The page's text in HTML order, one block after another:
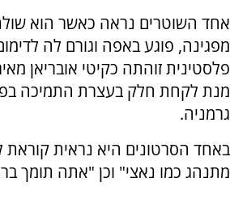
אחד השוטרים נראה כאשר הוא
מפגינה, פוגע באפה וגורם לה
פלסטינית זוהתה כקיטי אובריאן
מנת לקחת חלק בעצרת התמיכה
גרמניה.
באחד הסרטונים היא נראית
מתנהג כמו נאצי" וכן "אתה תומך